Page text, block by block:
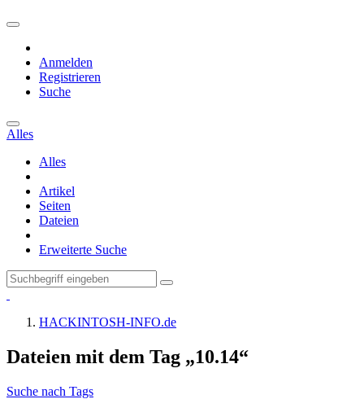
Anmelden
Registrieren
Suche
Alles
Alles
Artikel
Seiten
Dateien
Erweiterte Suche
HACKINTOSH-INFO.de
Dateien mit dem Tag „10.14“
Suche nach Tags